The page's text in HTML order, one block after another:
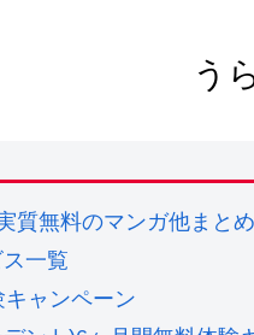
う
質無料のマンガ他まと
一覧
ャンペーン